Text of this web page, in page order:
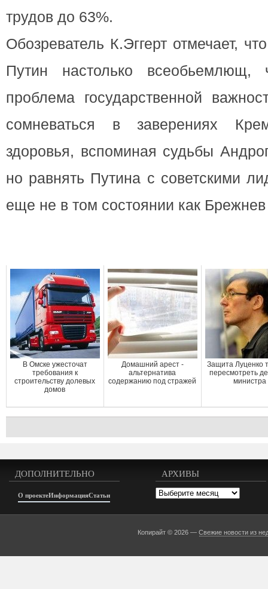
трудов до 63%.
Обозреватель К.Эггерт отмечает,
Путин настолько всеобьемлющ,
проблема государственной
сомневаться в заверениях
здоровья, вспоминая судьбы
но равнять Путина с советскими
еще не в том состоянии как Брежнев
В Омске ужесточат
требования к
строительству долевых
домов
Домашний арест -
альтернатива
содержанию под стражей
Защита Луценко
пересмотреть
министра
ДОПОЛНИТЕЛЬНО
О проектеИнформацияСтатьи
АРХИВЫ
Архивы
Копирайт © 2026 —Свежие новости из